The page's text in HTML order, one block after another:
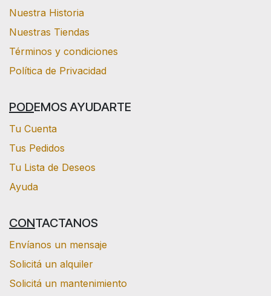
Nuestra Historia
Nuestras Tiendas
Términos y condiciones
Política de Privacidad
PODEMOS AYUDARTE
Tu Cuenta
Tus Pedidos
Tu Lista de Deseos
Ayuda
CONTACTANOS
Envíanos un mensaje
Solicitá un alquiler
Solicitá un mantenimiento